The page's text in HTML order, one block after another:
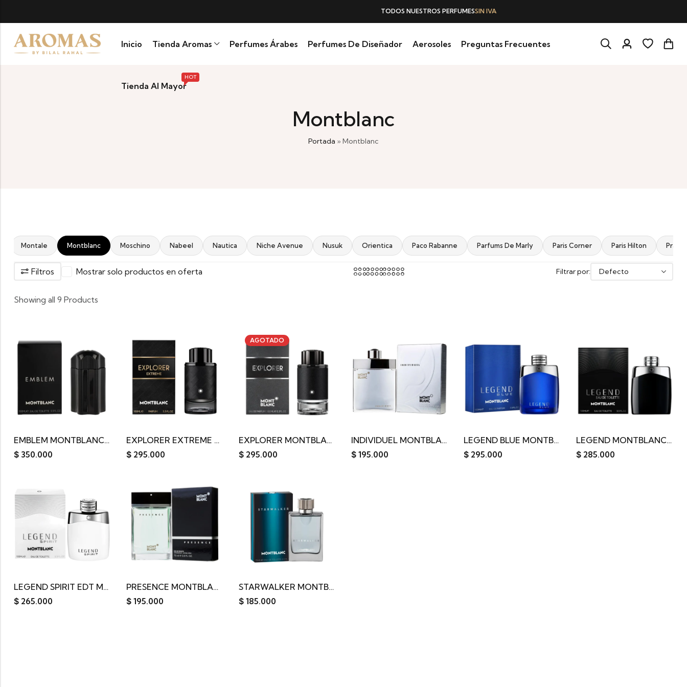
TODOS NUESTROS PERFUMESSIN IVA
Inicio Tienda Aromas Perfumes Árabes Perfumes De Diseñador Aerosoles Preguntas Frecuentes
Tienda Al Mayor
HOT
Montblanc
Portada » Montblanc
Montale Montblanc Moschino Nabeel Nautica Niche Avenue Nusuk Orientica Paco Rabanne Parfums De Marly Paris Corner Paris Hilton Prada
Filtros Mostrar solo productos en oferta Filtrar por:
Showing all 9 Products
EMBLEM MONTBLANC EDT 100ML
$350.000
EXPLORER EXTREME MONTBLANC 100ML
$295.000
AGOTADO
EXPLORER MONTBLANC EDP 100ML
$295.000
INDIVIDUEL MONTBLANC 75ML
$195.000
LEGEND BLUE MONTBLANC EDP 100ML
$295.000
LEGEND MONTBLANC EDT 100ML
$285.000
LEGEND SPIRIT EDT MONTBLANC 100ML
$265.000
PRESENCE MONTBLANC EDT 75ML
$195.000
STARWALKER MONTBLANC EDT 75ML
$185.000